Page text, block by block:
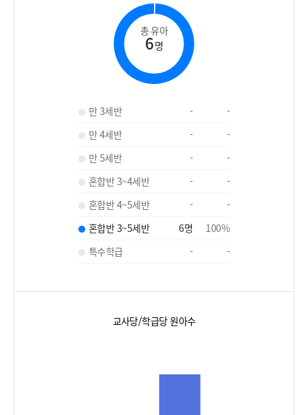
총 유아
6명
만 3세반 -
-
만 4세반
-
-
만 5세반
-
-
혼합반 3~4세반
-
-
혼합반 4~5세반
-
-
혼합반 3~5세반
6명 100%
특수학급
- -
교사당/학급당 원아수